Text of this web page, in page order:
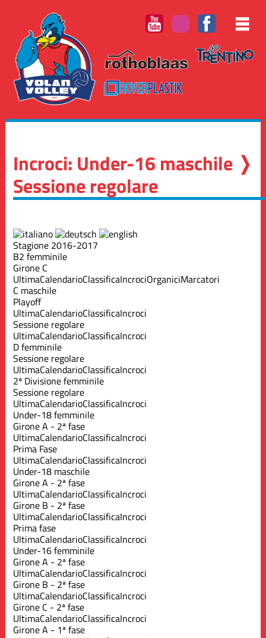
Incroci: Under-16 maschile ❭
Sessione regolare
Stagione 2016-2017
B2 femminile
Girone C
UltimaCalendarioClassificaIncrociOrganiciMarcatori
C maschile
Playoff
UltimaCalendarioClassificaIncroci
Sessione regolare
UltimaCalendarioClassificaIncroci
D femminile
Sessione regolare
UltimaCalendarioClassificaIncroci
2ª Divisione femminile
Sessione regolare
UltimaCalendarioClassificaIncroci
Under-18 femminile
Girone A - 2ª fase
UltimaCalendarioClassificaIncroci
Prima Fase
UltimaCalendarioClassificaIncroci
Under-18 maschile
Girone A - 2ª fase
UltimaCalendarioClassificaIncroci
Girone B - 2ª fase
UltimaCalendarioClassificaIncroci
Prima fase
UltimaCalendarioClassificaIncroci
Under-16 femminile
Girone A - 2ª fase
UltimaCalendarioClassificaIncroci
Girone B - 2ª fase
UltimaCalendarioClassificaIncroci
Girone C - 2ª fase
UltimaCalendarioClassificaIncroci
Girone A - 1ª fase